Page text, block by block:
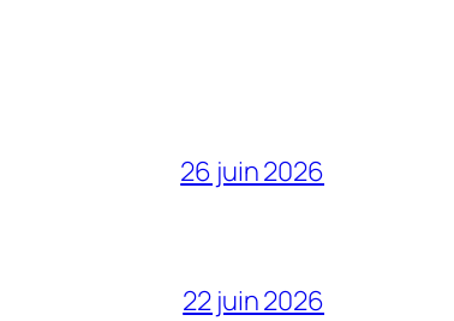
26 juin 2026
22 juin 2026